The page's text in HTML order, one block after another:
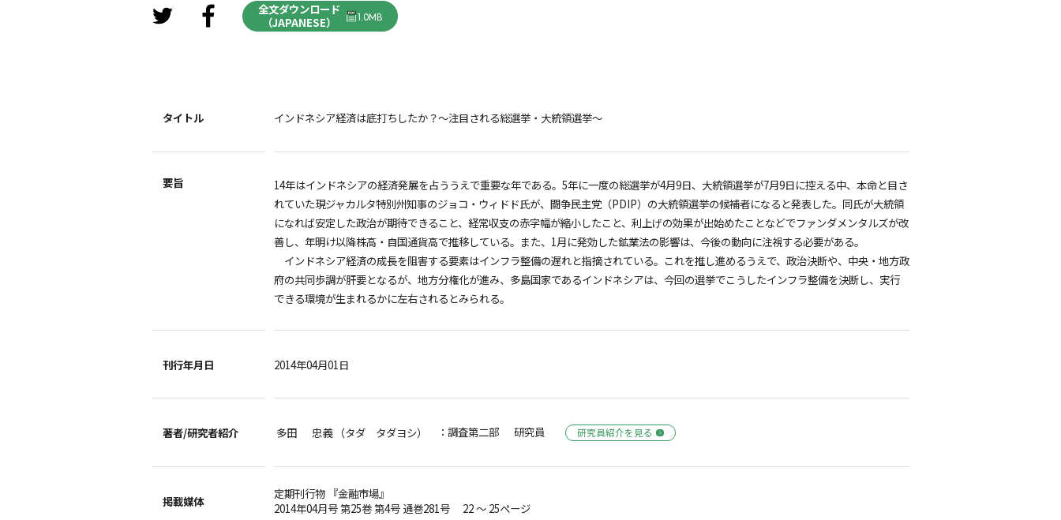
全文ダウンロード
（JAPANESE）
1.0MB
タイトル インドネシア経済は底打ちしたか？～注目される総選挙・大統領選挙～
要旨
14年はインドネシアの経済発展を占ううえで重要な年である。5年に一度の総選挙が4月9日、大統領選挙が7月9日に控える中、本命と目さ
れていた現ジャカルタ特別州知事のジョコ・ウィドド氏が、闘争民主党（PDIP）の大統領選挙の候補者になると発表した。同氏が大統領
になれば安定した政治が期待できること、経常収支の赤字幅が縮小したこと、利上げの効果が出始めたことなどでファンダメンタルズが改
善し、年明け以降株高・自国通貨高で推移している。また、1月に発効した鉱業法の影響は、今後の動向に注視する必要がある。
インドネシア経済の成長を阻害する要素はインフラ整備の遅れと指摘されている。これを推し進めるうえで、政治決断や、中央・地方政
府の共同歩調が肝要となるが、地方分権化が進み、多島国家であるインドネシアは、今回の選挙でこうしたインフラ整備を決断し、実行
できる環境が生まれるかに左右されるとみられる。
刊行年月日 2014年04月01日
著者/研究者紹介 多田 忠義 （タダ タダヨシ） ：調査第二部 研究員 研究員紹介を見る
掲載媒体
定期刊行物 『金融市場』
2014年04月号 第25巻 第4号 通巻281号 22 ～ 25ページ